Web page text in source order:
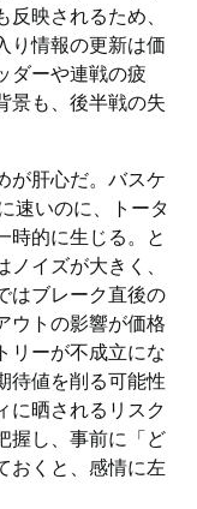
映されるため、
り情報の更新は価
ダーや連戦の疲
景も、後半戦の失
が肝心だ。バスケ
速いのに、トータ
時的に生じる。と
イズが大きく、
はブレーク直後の
ウトの影響が価格
リーが不成立にな
待値を削る可能性
に晒されるリスク
握し、事前に「ど
おくと、感情に左